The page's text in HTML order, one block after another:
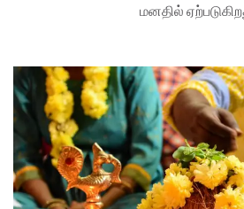
மனதில்